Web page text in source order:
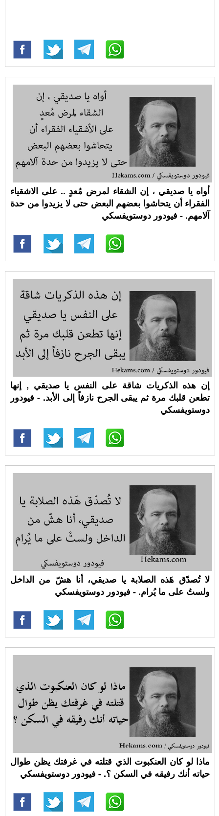
أواه يا صديقي ، إن الشقاء لمرض مُعدٍ .. على الاشقياء
الفقراء أن يتحاشوا بعضهم البعض حتى لا يزيدوا من حدة
آلامهم. - فيودور دوستويفسكي
إن هذه الذكريات شاقة على النفس يا صديقي , إنها
تطعن قلبك مرة ثم يبقى الجرح نازفاً إلى الأبد. - فيودور
دوستويفسكي
لا تُصدّق هَذه الصلابة يا صديقي، أنا هشّ من الداخل
ولستُ على ما يُرام. - فيودور دوستويفسكي
ماذا لو كان العنكبوت الذي قتلته في غرفتك يظن طوال
حياته أنك رفيقه في السكن ؟. - فيودور دوستويفسكي